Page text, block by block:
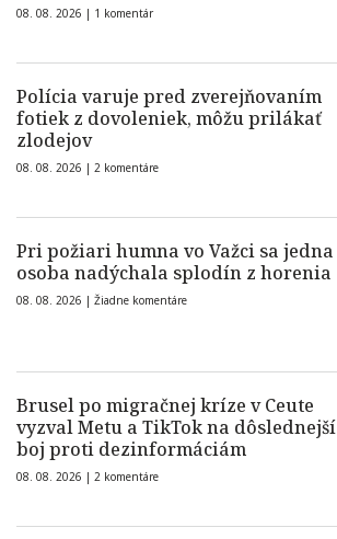
08. 08. 2026 | 1 komentár
Polícia varuje pred zverejňovaním
fotiek z dovoleniek, môžu prilákať
zlodejov
08. 08. 2026 | 2 komentáre
Pri požiari humna vo Važci sa jedna
osoba nadýchala splodín z horenia
08. 08. 2026 | Žiadne komentáre
Brusel po migračnej kríze v Ceute
vyzval Metu a TikTok na dôslednejší
boj proti dezinformáciám
08. 08. 2026 | 2 komentáre